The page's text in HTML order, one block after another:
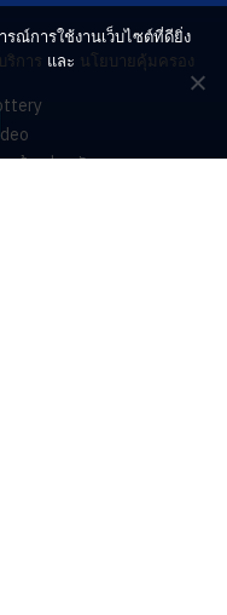
มด้วยช่วยกัน
รณ์การใช้งานเว็บไซต์ที่ดียิ่ง
ริการ และ นโยบายคุ้มครอง